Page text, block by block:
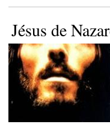
Jésus de